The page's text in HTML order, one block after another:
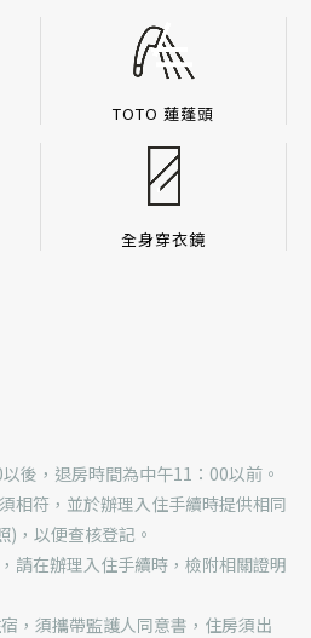
TOTO 蓮蓬頭
全身穿衣鏡
後，退房時間為中午11：00以前。
相符，並於辦理入住手續時提供相同
，以便查核登記。
請在辦理入住手續時，檢附相關證明
，須攜帶監護人同意書，住房須出